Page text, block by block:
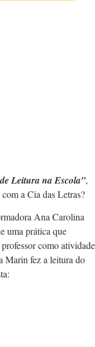
Leitura na Escola”,
a Cia das Letras?
Ana Carolina
uma prática que
como atividade
Marin fez a leitura do